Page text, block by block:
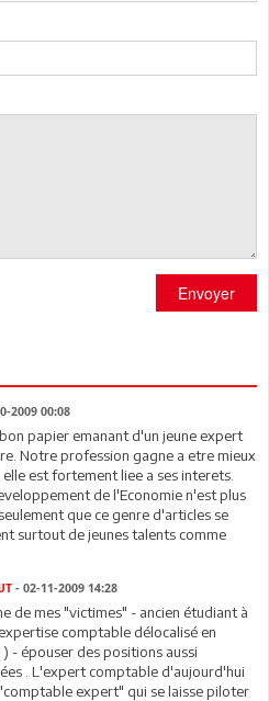
Envoyer
2009 00:08
papier emanant d'un jeune expert
Notre profession gagne a etre mieux
est fortement liee a ses interets.
de l'Economie n'est plus
que ce genre d'articles se
surtout de jeunes talents comme
- 02-11-2009 14:28
de mes "victimes" - ancien étudiant à
comptable délocalisé en
) - épouser des positions aussi
. L'expert comptable d'aujourd'hui
expert" qui se laisse piloter